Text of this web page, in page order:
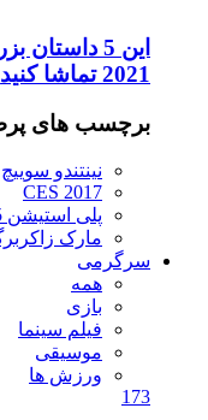
این 5
2021 تماشا کنید
برچسب های
نینتندو سوییچ
CES 2017
پلی استیشن 5
مارک
سرگرمی
همه
بازی
فیلم سینما
موسیقی
ورزش ها
173